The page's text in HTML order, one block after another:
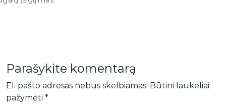
Parašykite komentarą
El. pašto adresas nebus skelbiamas. Būtini laukeliai
pažymėti *